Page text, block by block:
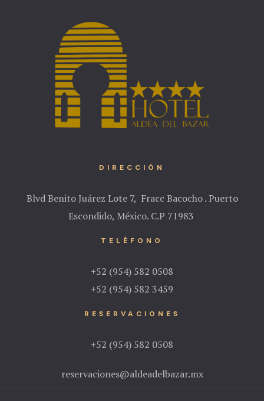
DIRECCIÓN
Blvd Benito Juárez Lote 7, Fracc Bacocho . Puerto
Escondido, México. C.P 71983
TELÉFONO
+52 (954) 582 0508
+52 (954) 582 3459
RESERVACIONES
+52 (954) 582 0508
reservaciones@aldeadelbazar.mx